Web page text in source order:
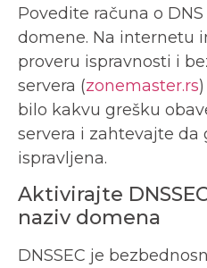
Povedite računa o
domene. Na internetu
proveru ispravnosti i
servera (zonemaster.rs
bilo kakvu grešku
servera i zahtevajte da
ispravljena.
Aktivirajte
naziv domena
DNSSEC je